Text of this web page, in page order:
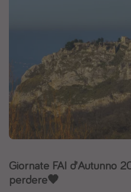
Tutte le destinazioni
Italia
Albania
Grecia
Egitto
Tunisia
Giornate FAI d’Autunno
perdere🧡